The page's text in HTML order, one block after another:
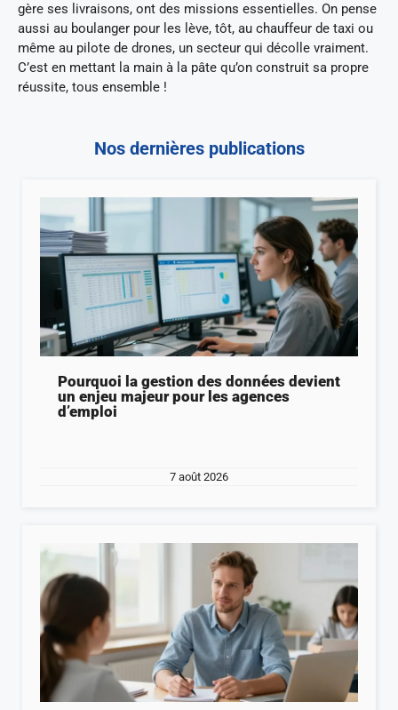
gère ses livraisons, ont des missions essentielles. On pense
aussi au boulanger pour les lève, tôt, au chauffeur de taxi ou
même au pilote de drones, un secteur qui décolle vraiment.
C’est en mettant la main à la pâte qu’on construit sa propre
réussite, tous ensemble !
Nos dernières publications
Pourquoi la gestion des données devient
un enjeu majeur pour les agences
d’emploi
7 août 2026